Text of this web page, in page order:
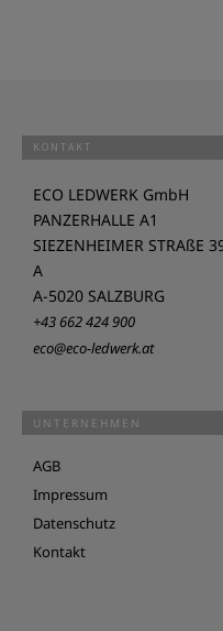
KONTAKT
ECO LEDWERK GmbH
PANZERHALLE A1
SIEZENHEIMER STRAßE
A
A-5020 SALZBURG
+43 662 424 900
eco@eco-ledwerk.at
UNTERNEHMEN
AGB
Impressum
Datenschutz
Kontakt